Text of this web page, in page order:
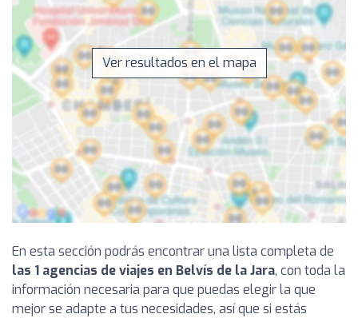
Ver resultados en el mapa
En esta sección podrás encontrar una lista completa de
las 1 agencias de viajes en Belvís de la Jara, con toda la
información necesaria para que puedas elegir la que
mejor se adapte a tus necesidades, así que si estás